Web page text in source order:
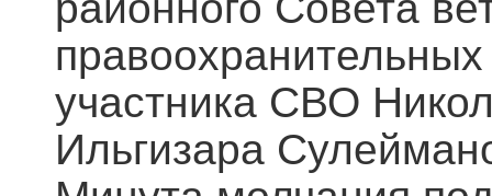
участника СВО
Ильгизара